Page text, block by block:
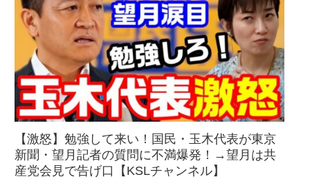
【激怒】勉強して来い！国民・玉木代表が東京
新聞・望月記者の質問に不満爆発！→望月は共
産党会見で告げ口【KSLチャンネル】